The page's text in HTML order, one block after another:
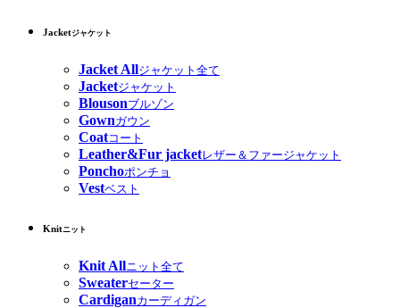
Jacketジャケット
Jacket Allジャケット全て
Jacketジャケット
Blousonブルゾン
Gownガウン
Coatコート
Leather&Fur jacketレザー＆ファージャケット
Ponchoポンチョ
Vestベスト
Knitニット
Knit Allニット全て
Sweaterセーター
Cardiganカーディガン